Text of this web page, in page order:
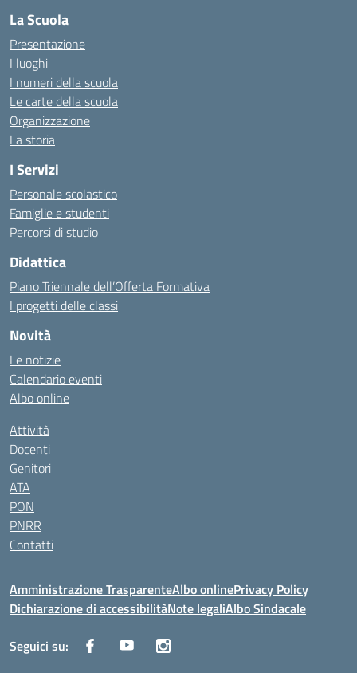
La Scuola
Presentazione
I luoghi
I numeri della scuola
Le carte della scuola
Organizzazione
La storia
I Servizi
Personale scolastico
Famiglie e studenti
Percorsi di studio
Didattica
Piano Triennale dell’Offerta Formativa
I progetti delle classi
Novità
Le notizie
Calendario eventi
Albo online
Attività
Docenti
Genitori
ATA
PON
PNRR
Contatti
Amministrazione TrasparenteAlbo onlinePrivacy Policy
Dichiarazione di accessibilitàNote legaliAlbo Sindacale
Seguici su: